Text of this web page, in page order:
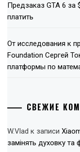
Предзаказ GTA 6 за
платить
От исследования к
Foundation Сергей
платформы по
СВЕЖИЕ
W.Vlad к записи
замінять духовку